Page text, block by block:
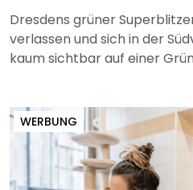
Dresdens grüner
verlassen und sich in der
kaum sichtbar auf einer
WERBUNG